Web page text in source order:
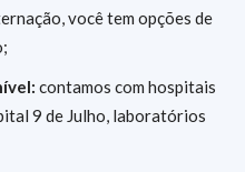
você tem opções de
contamos com hospitais
9 de Julho, laboratórios